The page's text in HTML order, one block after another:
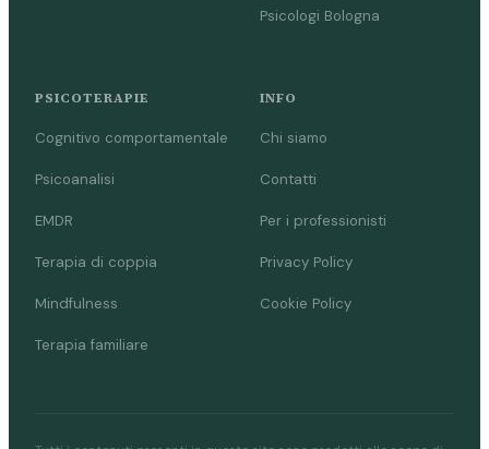
Psicologi Bologna
PSICOTERAPIE
Cognitivo comportamentale
Psicoanalisi
EMDR
Terapia di coppia
Mindfulness
Terapia familiare
INFO
Chi siamo
Contatti
Per i professionisti
Privacy Policy
Cookie Policy